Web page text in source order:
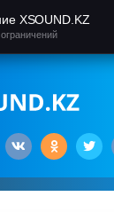
XSOUND.KZ